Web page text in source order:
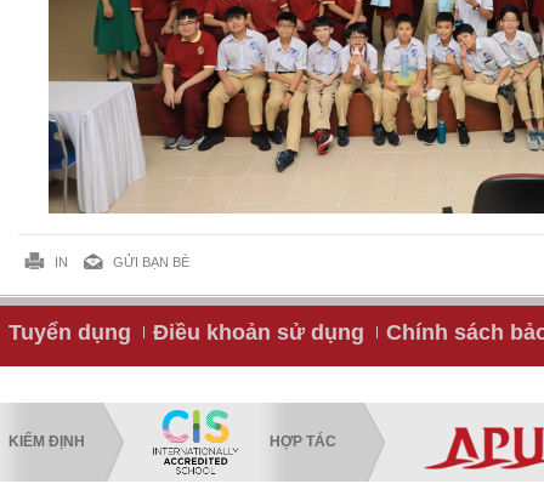
IN GỬI BẠN BÈ
Tuyển dụng Điều khoản sử dụng Chính sách
KIỂM ĐỊNH HỢP TÁC